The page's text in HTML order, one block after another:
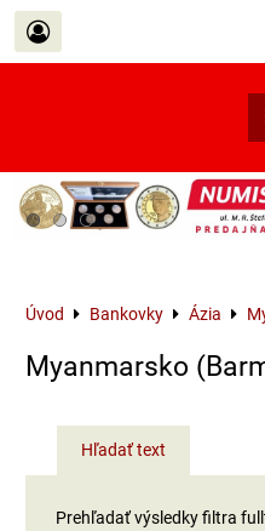
Úvod Bankovky Ázia
Myanmarsko
Hľadať text
Prehľadať výsledky filtra